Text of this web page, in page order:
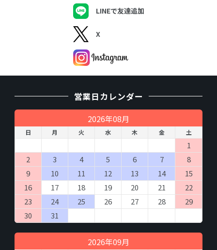
（４）個人情報の第三者提供について
取得した個人情報を第三者に提供することはありません。
（５）個人情報の取扱いの委託について
取得した個人情報の取扱いの一部を委託業者に委託することがあ
ります。委託に際しては、個人情報の保護水準が、当社が設定す
います。
（６）開示対象個人情報の開示等および問い合わせ窓
口について
ご本人からの求めにより、当社が保有する開示対象個人情報の利
用目的の通知・開示・内容の訂正・追加または削除・利用の停
止・消去および第三者への提供の 停止（「開示等」といいま
開示等に応ずる窓口は、「
開示の手続き 」をご覧下さい。
（７）個人情報を入力するにあたっての注意事項
商品、サービス提供のお取引に必要な情報を入力していただきま
す。必ず全ての項目を正しく入力してください。不備があった場
合、ご注文のお取引、配送やそ の他の連絡がうまくできない場合
があります。
なお入力していただきました電子メールアドレスや電話番号に問
い合わせいただきました商品、または弊社サービスのご案内をさ
せていただくことがあります。
LINEで友達追加
X
営業日カレンダー
2026年08月
日 月 火 水 木 金 土
1
2
3 4 5 6 7
8
9
10 11 12 13 14
15
16
17 18 19 20 21
22
23
24 25 26 27 28
29
30
31
2026年09月